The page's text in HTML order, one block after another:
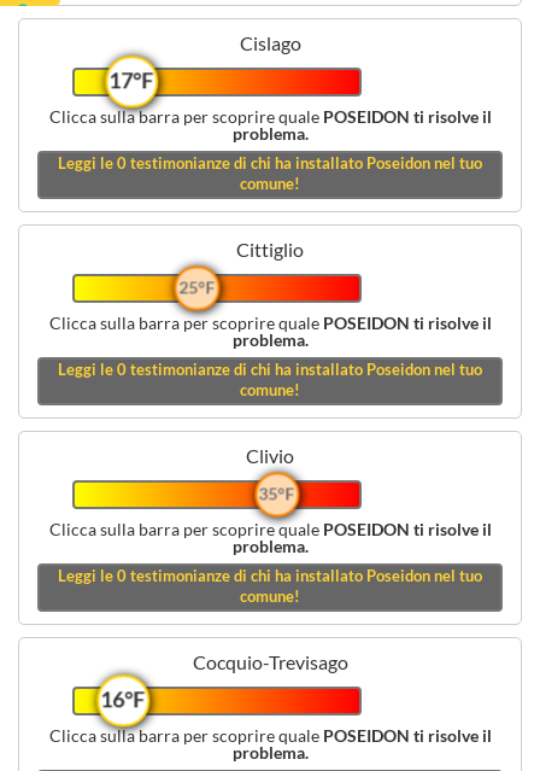
Cislago
17°F
Clicca sulla barra per scoprire quale POSEIDON ti risolve il
problema.
Leggi le0testimonianze di chi ha installato Poseidon nel tuo
comune!
Cittiglio
25°F
Clicca sulla barra per scoprire quale POSEIDON ti risolve il
problema.
Leggi le0testimonianze di chi ha installato Poseidon nel tuo
comune!
Clivio
35°F
Clicca sulla barra per scoprire quale POSEIDON ti risolve il
problema.
Leggi le0testimonianze di chi ha installato Poseidon nel tuo
comune!
Cocquio-Trevisago
16°F
Clicca sulla barra per scoprire quale POSEIDON ti risolve il
problema.